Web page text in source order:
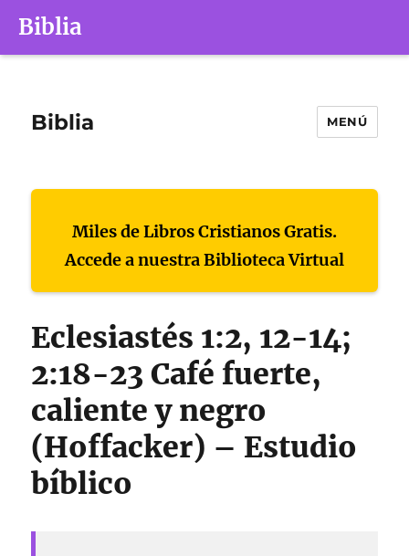
Biblia
Biblia MENÚ
Miles de Libros Cristianos Gratis.
Accede a nuestra Biblioteca Virtual
Eclesiastés 1:2, 12-14;
2:18-23 Café fuerte,
caliente y negro
(Hoffacker) – Estudio
bíblico